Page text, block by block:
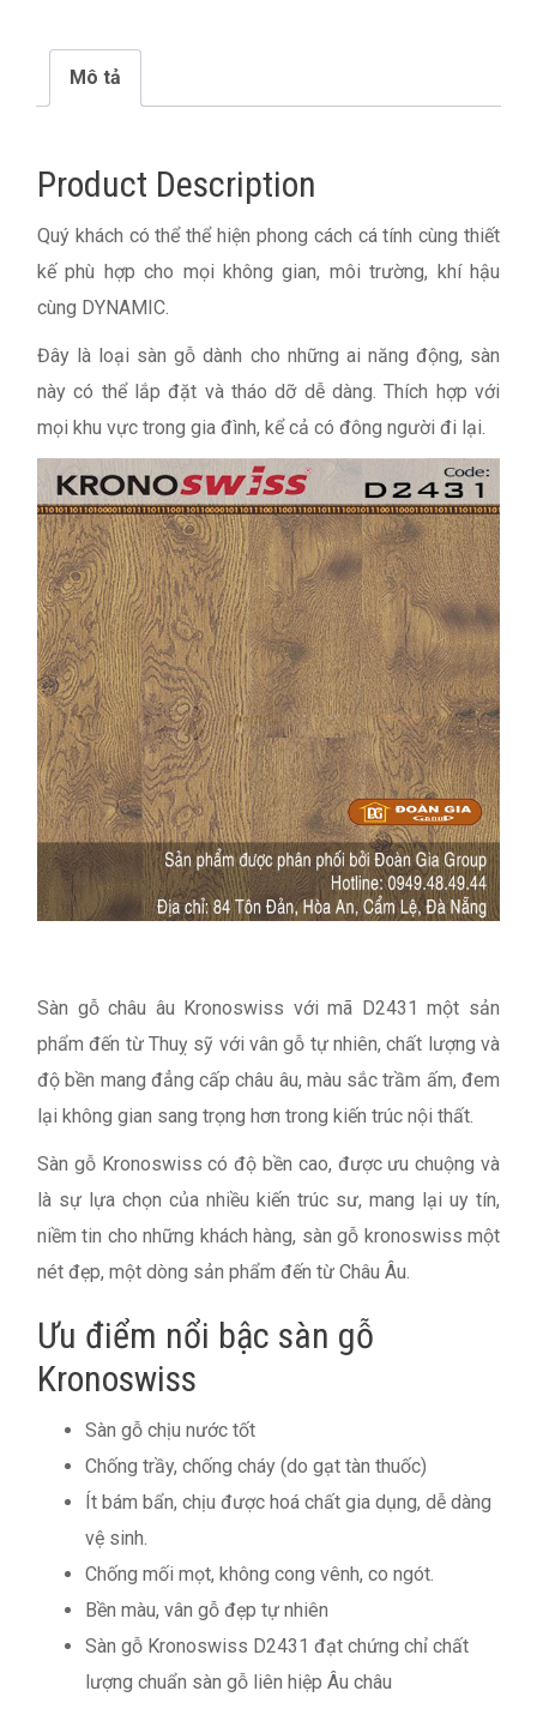
Mô tả
Product Description
Quý khách có thể thể hiện phong cách cá tính cùng thiết
kế phù hợp cho mọi không gian, môi trường, khí hậu
cùng DYNAMIC.
Đây là loại sàn gỗ dành cho những ai năng động, sàn
này có thể lắp đặt và tháo dỡ dễ dàng. Thích hợp với
mọi khu vực trong gia đình, kể cả có đông người đi lại.
Sàn gỗ châu âu Kronoswiss với mã D2431 một sản
phẩm đến từ Thuỵ sỹ với vân gỗ tự nhiên, chất lượng và
độ bền mang đẳng cấp châu âu, màu sắc trầm ấm, đem
lại không gian sang trọng hơn trong kiến trúc nội thất.
Sàn gỗ Kronoswiss có độ bền cao, được ưu chuộng và
là sự lựa chọn của nhiều kiến trúc sư, mang lại uy tín,
niềm tin cho những khách hàng, sàn gỗ kronoswiss một
nét đẹp, một dòng sản phẩm đến từ Châu Âu.
Ưu điểm nổi bậc sàn gỗ
Kronoswiss
Sàn gỗ chịu nước tốt
Chống trầy, chống cháy (do gạt tàn thuốc)
Ít bám bẩn, chịu được hoá chất gia dụng, dễ dàng
vệ sinh.
Chống mối mọt, không cong vênh, co ngót.
Bền màu, vân gỗ đẹp tự nhiên
Sàn gỗ Kronoswiss D2431 đạt chứng chỉ chất
lượng chuẩn sàn gỗ liên hiệp Âu châu